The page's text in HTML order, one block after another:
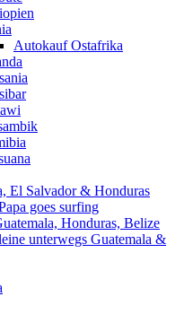
Autokauf Ostafrika
El Salvador & Honduras
goes surfing
Honduras, Belize
unterwegs Guatemala &